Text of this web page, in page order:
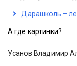
Дарашколь –
А где картинки?
Усанов Владимир